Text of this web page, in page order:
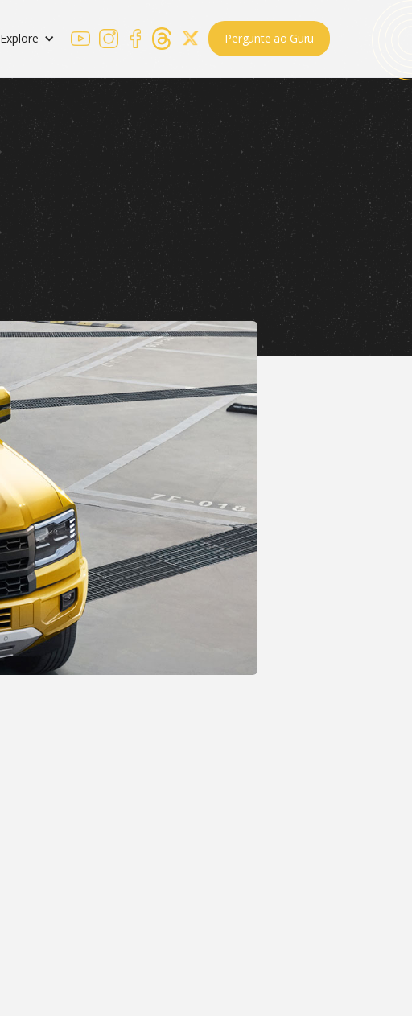
Explore Pergunte ao Guru